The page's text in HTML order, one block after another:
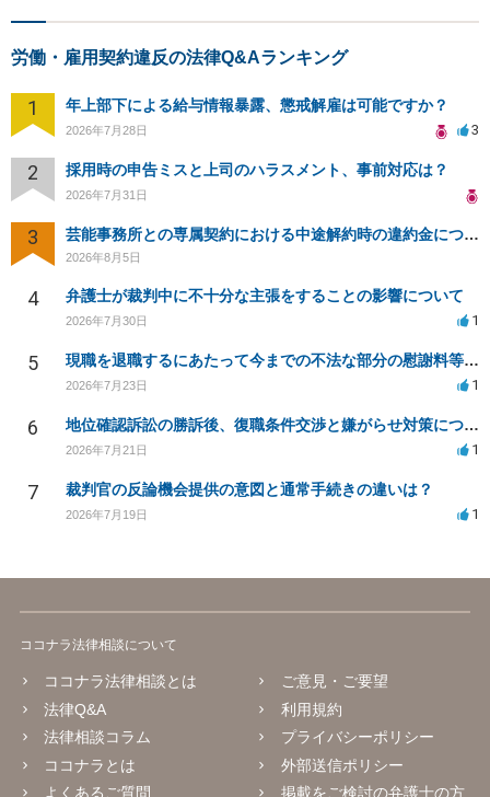
労働・雇用契約違反の法律Q&Aランキング
1 年上部下による給与情報暴露、懲戒解雇は可能ですか？
2026年7月28日 3
2 採用時の申告ミスと上司のハラスメント、事前対応は？
2026年7月31日
3 芸能事務所との専属契約における中途解約時の違約金について相談したいです
2026年8月5日
4 弁護士が裁判中に不十分な主張をすることの影響について
2026年7月30日 1
5 現職を退職するにあたって今までの不法な部分の慰謝料等は請求できるのか。
2026年7月23日 1
6 地位確認訴訟の勝訴後、復職条件交渉と嫌がらせ対策について
2026年7月21日 1
7 裁判官の反論機会提供の意図と通常手続きの違いは？
2026年7月19日 1
ココナラ法律相談について
ココナラ法律相談とは
法律Q&A
法律相談コラム
ココナラとは
よくあるご質問
ご意見・ご要望
利用規約
プライバシーポリシー
外部送信ポリシー
掲載をご検討の弁護士の方